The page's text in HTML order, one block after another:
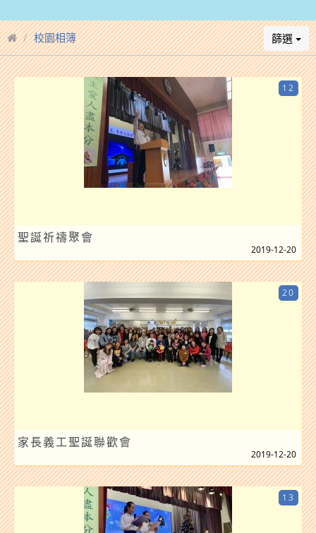
校園相簿 篩選
聖誕祈禱聚會
12
2019-12-20
家長義工聖誕聯歡會
20
2019-12-20
13